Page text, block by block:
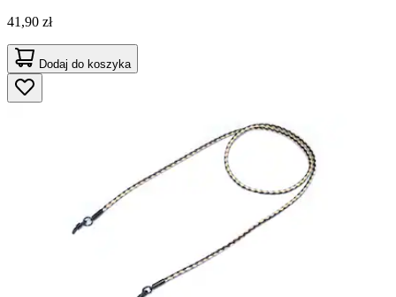
41,90 zł
Dodaj do koszyka